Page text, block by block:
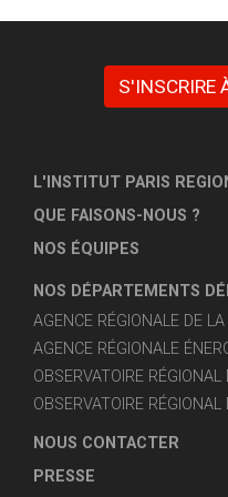
S'INSCRIRE
L'INSTITUT PARIS
QUE FAISONS-NOUS ?
NOS ÉQUIPES
NOS DÉPARTEMENTS
AGENCE RÉGIONALE DE
AGENCE RÉGIONALE
OBSERVATOIRE
OBSERVATOIRE
NOUS CONTACTER
PRESSE